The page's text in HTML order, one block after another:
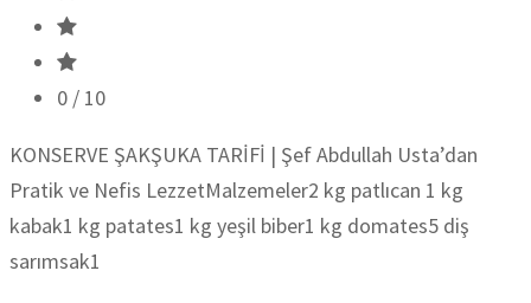
0 / 10
KONSERVE ŞAKŞUKA TARİFİ | Şef Abdullah Usta’dan
Pratik ve Nefis LezzetMalzemeler2 kg patlıcan 1 kg
kabak1 kg patates1 kg yeşil biber1 kg domates5 diş
sarımsak1